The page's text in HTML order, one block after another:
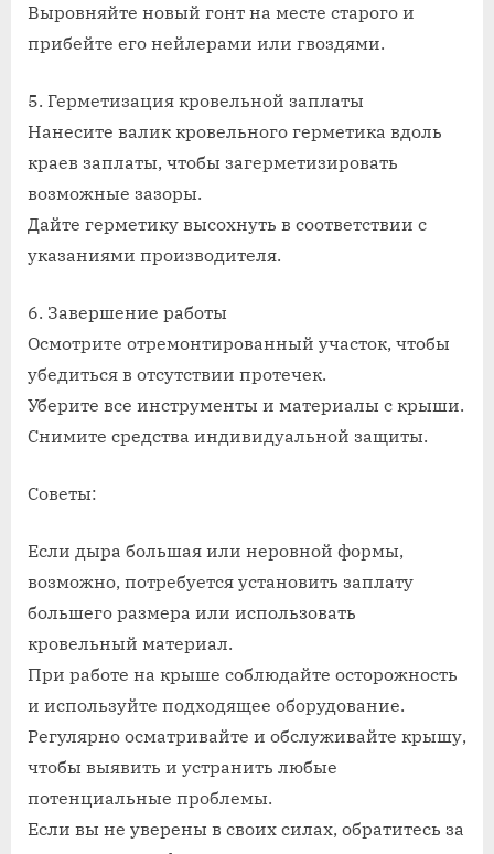
Выровняйте новый гонт на месте старого и
прибейте его нейлерами или гвоздями.
5. Герметизация кровельной заплаты
Нанесите валик кровельного герметика вдоль
краев заплаты, чтобы загерметизировать
возможные зазоры.
Дайте герметику высохнуть в соответствии с
указаниями производителя.
6. Завершение работы
Осмотрите отремонтированный участок, чтобы
убедиться в отсутствии протечек.
Уберите все инструменты и материалы с крыши.
Снимите средства индивидуальной защиты.
Советы:
Если дыра большая или неровной формы,
возможно, потребуется установить заплату
большего размера или использовать
кровельный материал.
При работе на крыше соблюдайте осторожность
и используйте подходящее оборудование.
Регулярно осматривайте и обслуживайте крышу,
чтобы выявить и устранить любые
потенциальные проблемы.
Если вы не уверены в своих силах, обратитесь за